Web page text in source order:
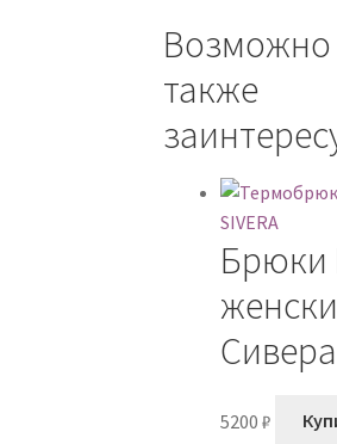
Возможно
также
Брюки
Сивера
5200 ₽